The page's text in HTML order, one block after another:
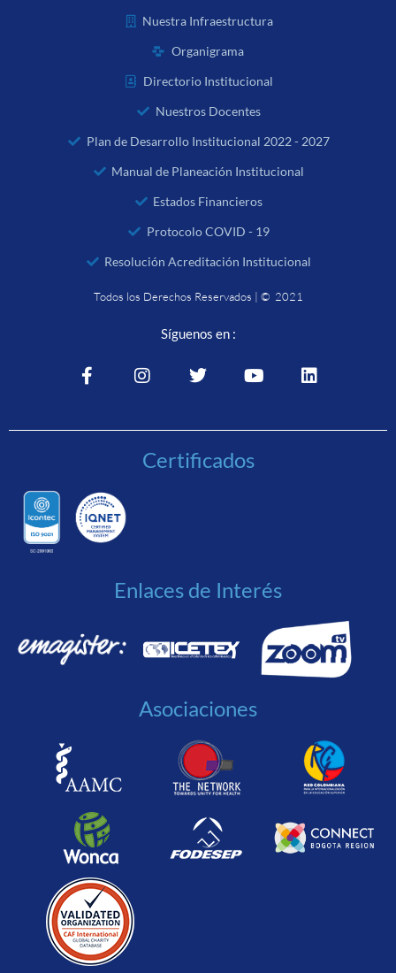
Nuestra Infraestructura
Organigrama
Directorio Institucional
Nuestros Docentes
Plan de Desarrollo Institucional 2022 - 2027
Manual de Planeación Institucional
Estados Financieros
Protocolo COVID - 19
Resolución Acreditación Institucional
Todos los Derechos Reservados | © 2021
Síguenos en :
Certificados
Enlaces de Interés
Asociaciones